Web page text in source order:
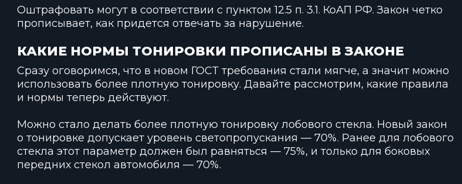
Оштрафовать могут в соответствии с пунктом 12.5 п. 3.1. КоАП РФ. Закон четко
прописывает, как придется отвечать за нарушение.
КАКИЕ НОРМЫ ТОНИРОВКИ ПРОПИСАНЫ В ЗАКОНЕ
Сразу оговоримся, что в новом ГОСТ требования стали мягче, а значит можно
использовать более плотную тонировку. Давайте рассмотрим, какие правила
и нормы теперь действуют.
Можно стало делать более плотную тонировку лобового стекла. Новый закон
о тонировке допускает уровень светопропускания — 70%. Ранее для лобового
стекла этот параметр должен был равняться — 75%, и только для боковых
передних стекол автомобиля — 70%.